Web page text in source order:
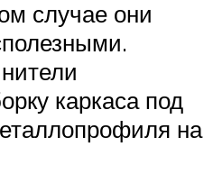
случае они
каркаса под
на